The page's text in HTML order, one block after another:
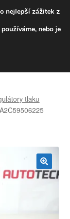
494
tlaku
🔍
nejlepší zážitek z
nebo je